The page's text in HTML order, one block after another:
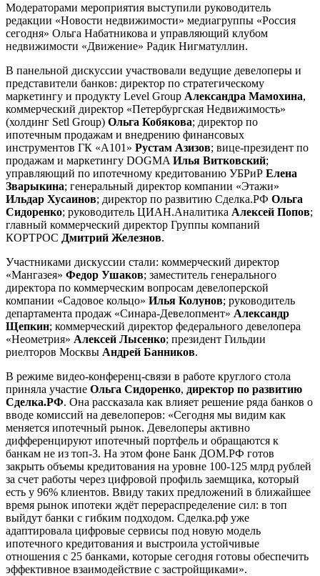
Модераторами мероприятия выступили руководитель
редакции «Новости недвижимости» медиагруппы «Россия
сегодня» Ольга Набатникова и управляющий клубом
недвижимости «Движение» Радик Нигматуллин.
В панельной дискуссии участвовали ведущие девелоперы и
представители банков: директор по стратегическому
маркетингу и продукту Level Group Александра Мамохина,
коммерческий директор «Петербургская Недвижимость»
(холдинг Setl Group) Ольга Кобякова; директор по
ипотечным продажам и внедрению финансовых
инструментов ГК «А101» Рустам Азизов; вице-президент по
продажам и маркетингу DOGMA Илья Витковский;
управляющий по ипотечному кредитованию УБРиР Елена
Зварыкина; генеральный директор компании «Этажи»
Ильдар Хусаинов; директор по развитию Сделка.РФ Ольга
Сидоренко; руководитель ЦИАН.Аналитика Алексей Попов;
главный коммерческий директор Группы компаний
КОРТРОС Дмитрий Железнов.
Участниками дискуссии стали: коммерческий директор
«Мангазея» Федор Ушаков; заместитель генерального
директора по коммерческим вопросам девелоперской
компании «Садовое кольцо» Илья Колунов; руководитель
департамента продаж «Синара-Девелопмент» Александр
Щепкин; коммерческий директор федерального девелопера
«Неометрия» Алексей Лысенко; президент Гильдии
риелторов Москвы Андрей Банников.
В режиме видео-конференц-связи в работе круглого стола
приняла участие Ольга Сидоренко, директор по развитию
Сделка.РФ. Она рассказала как влияет решение ряда банков о
вводе комиссий на девелоперов: «Сегодня мы видим как
меняется ипотечный рынок. Девелоперы активно
дифференцируют ипотечный портфель и обращаются к
банкам не из топ-3. На этом фоне Банк ДОМ.РФ готов
закрыть объемы кредитования на уровне 100-125 млрд рублей
за счет работы через цифровой профиль заемщика, который
есть у 96% клиентов. Ввиду таких предложений в ближайшее
время рынок ипотеки ждёт перераспределение сил: в топ
выйдут банки с гибким подходом. Сделка.рф уже
адаптировала цифровые сервисы под новую модель
ипотечного кредитования и выстроила устойчивые
отношения с 25 банками, которые сегодня готовы обеспечить
эффективное взаимодействие с застройщиками».